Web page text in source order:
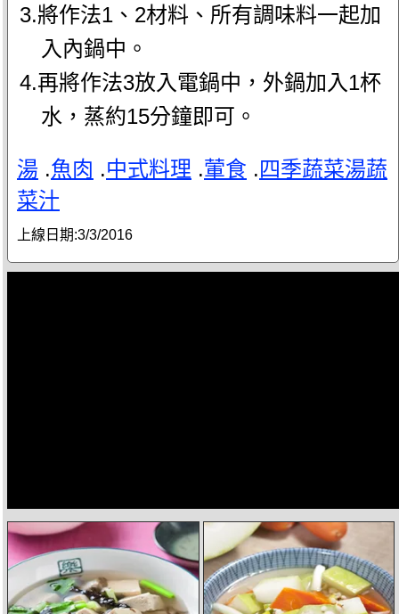
3.將作法1、2材料、所有調味料一起加
入內鍋中。
4.再將作法3放入電鍋中，外鍋加入1杯
水，蒸約15分鐘即可。
湯 .魚肉 .中式料理 .葷食 .四季蔬菜湯蔬
菜汁
上線日期:3/3/2016